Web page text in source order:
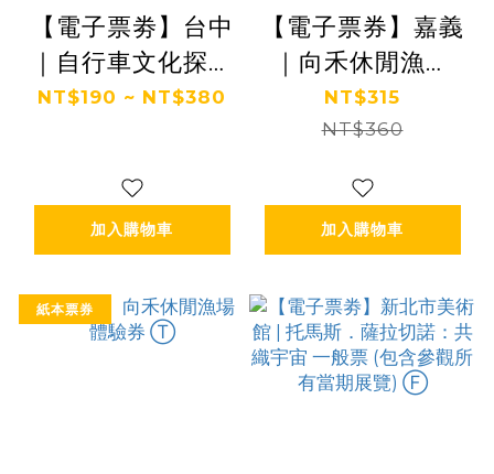
【電子票劵】台中
｜自行車文化探索
館 體驗券 Ⓕ
NT$190 ~ NT$380
加入購物車
【電子票券】嘉義
｜向禾休閒漁場
體驗券 Ⓣ
NT$315
NT$360
加入購物車
紙本票券